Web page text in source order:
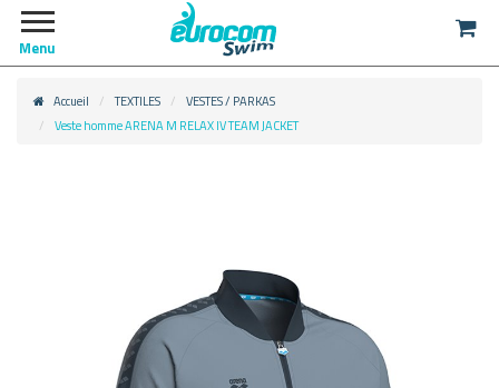
Menu
Accueil TEXTILES
VESTES / PARKAS
Veste homme ARENA M RELAX IV TEAM JACKET